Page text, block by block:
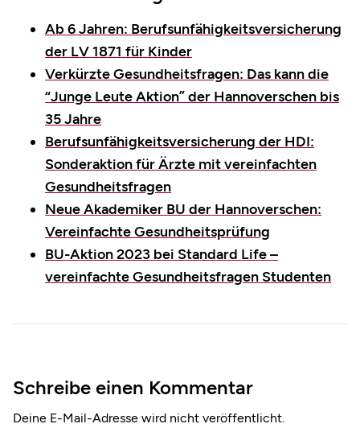
Ab 6 Jahren: Berufsunfähigkeitsversicherung
der LV 1871 für Kinder
Verkürzte Gesundheitsfragen: Das kann die
“Junge Leute Aktion” der Hannoverschen bis
35 Jahre
Berufsunfähigkeitsversicherung der HDI:
Sonderaktion für Ärzte mit vereinfachten
Gesundheitsfragen
Neue Akademiker BU der Hannoverschen:
Vereinfachte Gesundheitsprüfung
BU-Aktion 2023 bei Standard Life –
vereinfachte Gesundheitsfragen Studenten
Schreibe einen Kommentar
Deine E-Mail-Adresse wird nicht veröffentlicht.